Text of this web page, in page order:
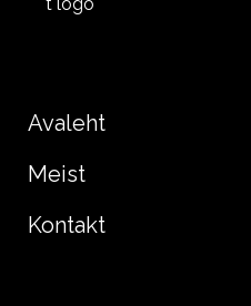
Avaleht
Meist
Kontakt